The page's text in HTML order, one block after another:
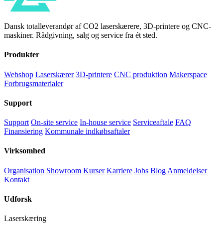
Dansk totalleverandør af CO2 laserskærere, 3D-printere og CNC-
maskiner. Rådgivning, salg og service fra ét sted.
Produkter
Webshop Laserskærer 3D-printere CNC produktion Makerspace
Forbrugsmaterialer
Support
Support On-site service In-house service Serviceaftale FAQ
Finansiering Kommunale indkøbsaftaler
Virksomhed
Organisation Showroom Kurser Karriere Jobs Blog Anmeldelser
Kontakt
Udforsk
Laserskæring